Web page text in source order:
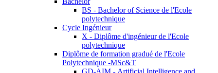
BS - Bachelor of Science de l'Ecole
polytechnique
Cycle Ingénieur
X - Diplôme d'ingénieur de l'Ecole
polytechnique
Diplôme de formation gradué de l'Ecole
Polytechnique -MSc&T
GD-AIM - Artificial Intelligence and